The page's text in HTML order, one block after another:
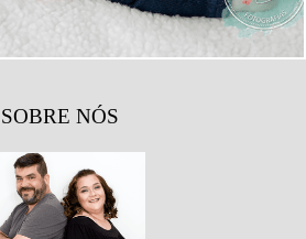
SOBRE NÓS